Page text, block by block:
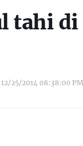
tahi di
12/25/2014 08:38:00 PM